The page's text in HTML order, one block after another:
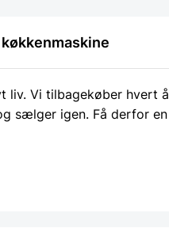
liv. Vi tilbagekøber hvert
sælger igen. Få derfor